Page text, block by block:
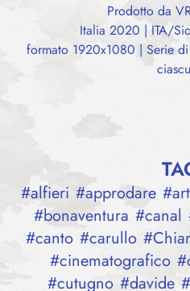
Prodotto da
Italia 2020 | ITA/
formato 1920x1080 | Serie
#alfieri #approdare #
#bonaventura #canal
#canto #carullo #
#cinematografico #
#cutugno #davide #